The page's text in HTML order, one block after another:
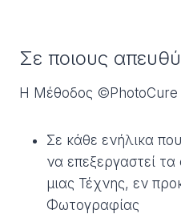
Σε ποιους
H Μέθοδος ©PhotoCure
Σε κάθε ενήλικα
να επεξεργαστεί
μιας Τέχνης, εν
Φωτογραφίας